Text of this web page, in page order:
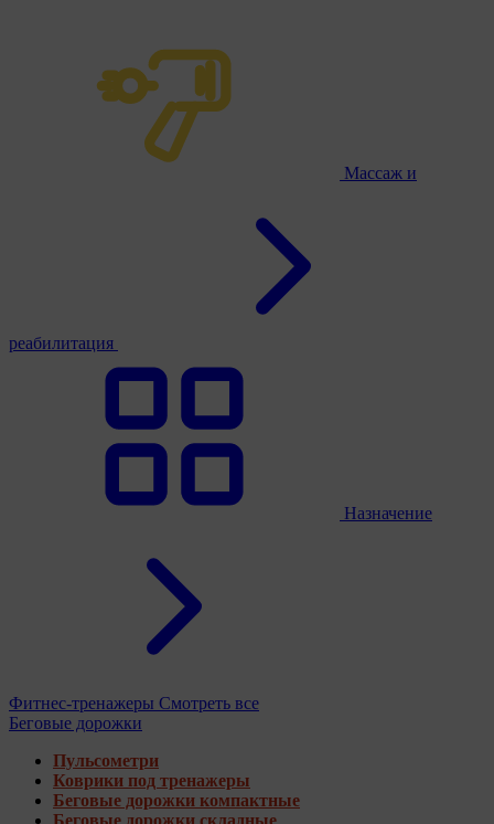
Массаж и
реабилитация
Назначение
Фитнес-тренажеры Смотреть все
Беговые дорожки
Пульсометри
Коврики под тренажеры
Беговые дорожки компактные
Беговые дорожки складные